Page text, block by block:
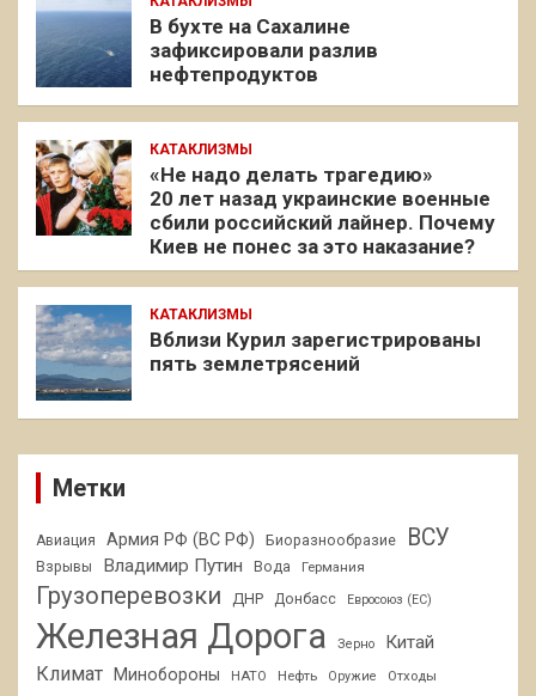
В бухте на Сахалине
зафиксировали разлив
нефтепродуктов
КАТАКЛИЗМЫ
«Не надо делать трагедию»
20 лет назад украинские военные
сбили российский лайнер. Почему
Киев не понес за это наказание?
КАТАКЛИЗМЫ
Вблизи Курил зарегистрированы
пять землетрясений
Метки
Авиация Армия РФ (ВС РФ) Биоразнообразие ВСУ
Взрывы Владимир Путин Вода Германия
Грузоперевозки ДНР Донбасс Евросоюз (ЕС)
Железная Дорога Зерно Китай
Климат Минобороны НАТО Нефть Оружие Отходы